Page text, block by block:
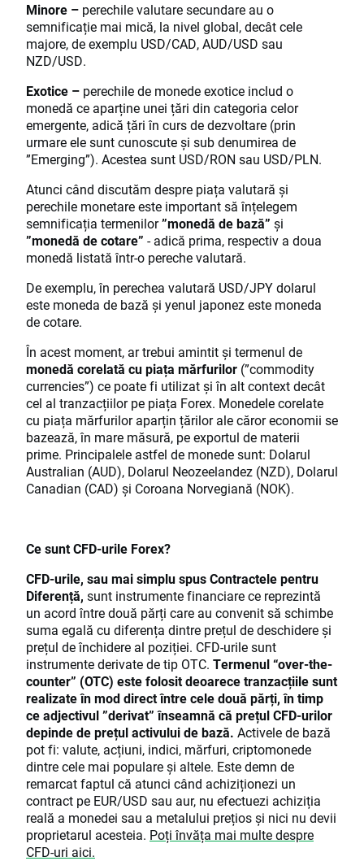
Minore – perechile valutare secundare au o
semnificație mai mică, la nivel global, decât cele
majore, de exemplu USD/CAD, AUD/USD sau
NZD/USD.
Exotice – perechile de monede exotice includ o
monedă ce aparține unei țări din categoria celor
emergente, adică țări în curs de dezvoltare (prin
urmare ele sunt cunoscute și sub denumirea de
”Emerging”). Acestea sunt USD/RON sau USD/PLN.
Atunci când discutăm despre piața valutară și
perechile monetare este important să înțelegem
semnificația termenilor”monedă de bază” și
”monedă de cotare” - adică prima, respectiv a doua
monedă listată într-o pereche valutară.
De exemplu, în perechea valutară USD/JPY dolarul
este moneda de bază și yenul japonez este moneda
de cotare.
În acest moment, ar trebui amintit și termenul de
monedă corelată cu piața mărfurilor (”commodity
currencies”) ce poate fi utilizat și în alt context decât
cel al tranzacțiilor pe piața Forex. Monedele corelate
cu piața mărfurilor aparțin țărilor ale căror economii se
bazează, în mare măsură, pe exportul de materii
prime. Principalele astfel de monede sunt: Dolarul
Australian (AUD), Dolarul Neozeelandez (NZD), Dolarul
Canadian (CAD) și Coroana Norvegiană (NOK).
Ce sunt CFD-urile Forex?
CFD-urile, sau mai simplu spus Contractele pentru
Diferență, sunt instrumente financiare ce reprezintă
un acord între două părți care au convenit să schimbe
suma egală cu diferența dintre prețul de deschidere și
prețul de închidere al poziției. CFD-urile sunt
instrumente derivate de tip OTC. Termenul “over-the-
counter” (OTC) este folosit deoarece tranzacțiile sunt
realizate în mod direct între cele două părți, în timp
ce adjectivul ”derivat” înseamnă că prețul CFD-urilor
depinde de prețul activului de bază. Activele de bază
pot fi: valute, acțiuni, indici, mărfuri, criptomonede
dintre cele mai populare și altele. Este demn de
remarcat faptul că atunci când achiziționezi un
contract pe EUR/USD sau aur, nu efectuezi achiziția
reală a monedei sau a metalului prețios și nici nu devii
proprietarul acesteia. Poți învăța mai multe despre
CFD-uri aici.